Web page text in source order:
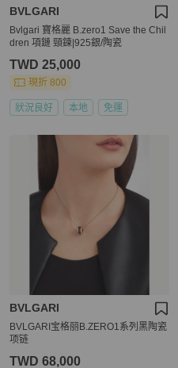
BVLGARI
Bvlgari 寶格麗 B.zero1 Save the Chil
dren 項鏈 頸鍊|925銀/陶瓷
TWD 25,000
現折 800
狀況良好 本地 免運
BVLGARI
BVLGARI宝格丽B.ZERO1系列黑陶瓷
项链
TWD 68,000